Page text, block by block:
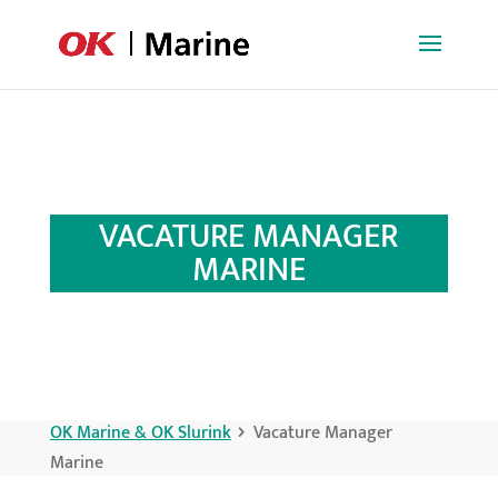
VACATURE MANAGER
MARINE
OK Marine & OK Slurink
Vacature Manager
Marine